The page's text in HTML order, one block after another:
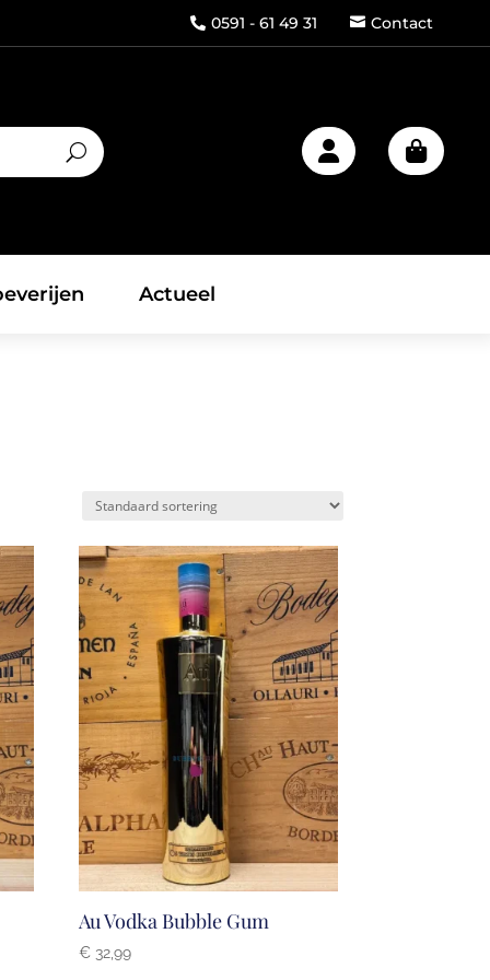
 0591 - 61 49 31  Contact

Actueel
Au Vodka Bubble Gum
€ 32,99